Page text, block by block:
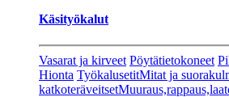
Käsityökalut
Vasarat ja kirveet Pöytätietokoneet
Hionta TyökalusetitMitat ja
katkoteräveitset